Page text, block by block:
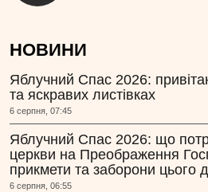
НОВИНИ
Яблучний Спас 2026:
та яскравих листівках
6 серпня, 07:45
Яблучний Спас 2026: що
церкви на Преображення
прикмети та заборони цього
6 серпня, 06:55